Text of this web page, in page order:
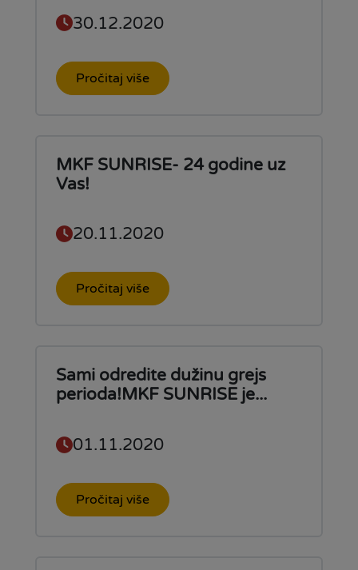
30.12.2020
Pročitaj više
MKF SUNRISE- 24 godine uz
Vas!
20.11.2020
Pročitaj više
Sami odredite dužinu grejs
perioda!MKF SUNRISE je...
01.11.2020
Pročitaj više